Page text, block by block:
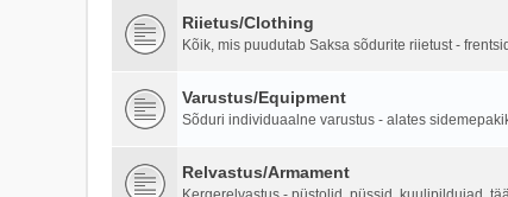
Riietus/Clothing
Kõik, mis puudutab Saksa sõdurite riietust -
Varustus/Equipment
Sõduri individuaalne varustus - alates
Relvastus/Armament